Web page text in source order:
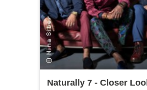
Naturally 7 - Closer